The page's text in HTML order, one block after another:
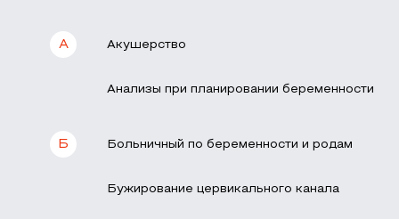
А Акушерство
Анализы при планировании беременности
Б Больничный по беременности и родам
Бужирование цервикального канала